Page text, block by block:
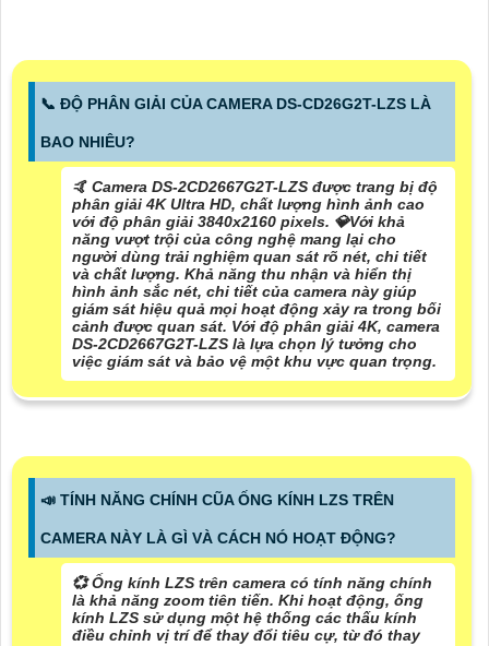
📞 ĐỘ PHÂN GIẢI CỦA CAMERA DS-CD26G2T-LZS LÀ
BAO NHIÊU?
🤙 Camera DS-2CD2667G2T-LZS được trang bị độ
phân giải 4K Ultra HD, chất lượng hình ảnh cao
với độ phân giải 3840x2160 pixels. 💎Với khả
năng vượt trội của công nghệ mang lại cho
người dùng trải nghiệm quan sát rõ nét, chi tiết
và chất lượng. Khả năng thu nhận và hiển thị
hình ảnh sắc nét, chi tiết của camera này giúp
giám sát hiệu quả mọi hoạt động xảy ra trong bối
cảnh được quan sát. Với độ phân giải 4K, camera
DS-2CD2667G2T-LZS là lựa chọn lý tưởng cho
việc giám sát và bảo vệ một khu vực quan trọng.
📣 TÍNH NĂNG CHÍNH CŨA ỐNG KÍNH LZS TRÊN
CAMERA NÀY LÀ GÌ VÀ CÁCH NÓ HOẠT ĐỘNG?
💞 Ống kính LZS trên camera có tính năng chính
là khả năng zoom tiên tiến. Khi hoạt động, ống
kính LZS sử dụng một hệ thống các thấu kính
điều chỉnh vị trí để thay đổi tiêu cự, từ đó thay